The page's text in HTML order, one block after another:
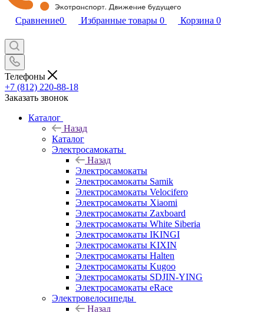
Сравнение0 Избранные товары 0 Корзина 0
Телефоны
+7 (812) 220-88-18
Заказать звонок
Каталог
Назад
Каталог
Электросамокаты
Назад
Электросамокаты
Электросамокаты Samik
Электросамокаты Velocifero
Электросамокаты Xiaomi
Электросамокаты Zaxboard
Электросамокаты White Siberia
Электросамокаты IKINGI
Электросамокаты KIXIN
Электросамокаты Halten
Электросамокаты Kugoo
Электросамокаты SDJIN-YING
Электросамокаты eRace
Электровелосипеды
Назад